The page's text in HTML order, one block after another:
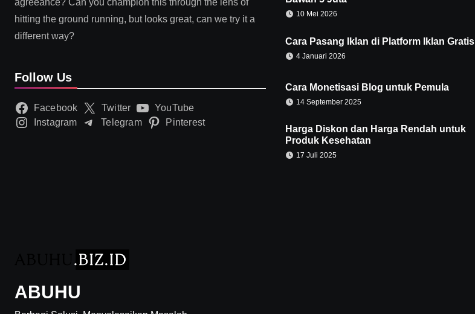
agreeance? Can you champion this through the lens of
hitting the ground running, but looks great, can we try it a
different way?
Follow Us
Facebook Twitter
YouTube
Instagram
Telegram Pinterest
10 Mei 2026
Cara Pasang Iklan di Platform Iklan Gratis
4 Januari 2026
Cara Monetisasi Blog untuk Pemula
14 September 2025
Harga Diskon dan Harga Rendah untuk
Produk Kesehatan
17 Juli 2025
ABUHU